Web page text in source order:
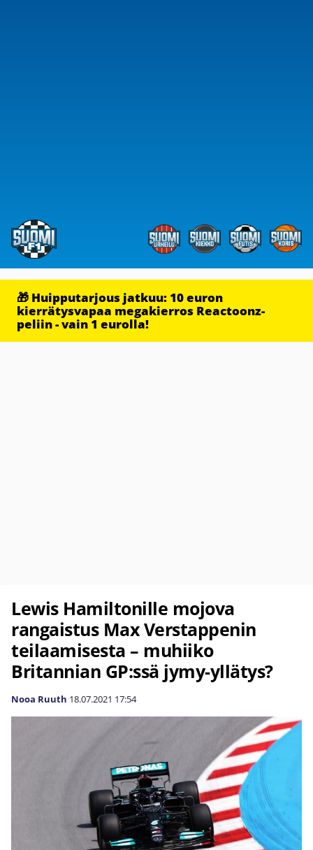
🎁 Huipputarjous jatkuu: 10 euron
kierrätysvapaa megakierros Reactoonz-
peliin - vain 1 eurolla!
Lewis Hamiltonille mojova
rangaistus Max Verstappenin
teilaamisesta – muhiiko
Britannian GP:ssä jymy-yllätys?
Nooa Ruuth 18.07.2021 17:54